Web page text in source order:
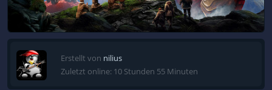
Erstellt von nilius
Zuletzt online: 10 Stunden 55 Minuten